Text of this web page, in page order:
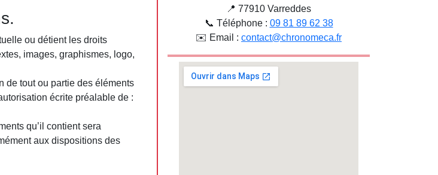
ou détient les droits
images, graphismes, logo,
de tout ou partie des éléments
écrite préalable de :
qu’il contient sera
aux dispositions des
📍 77910 Varreddes
📞 Téléphone : 09 81 89 62 38
✉️ Email : contact@chronomeca.fr